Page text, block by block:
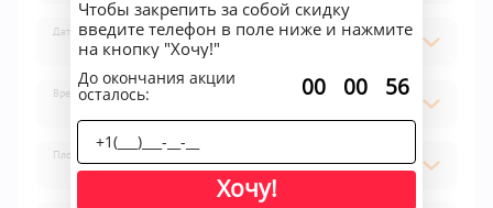
Дата
Время
Площадка
Чтобы закрепить за собой скидку
введите телефон в поле ниже и нажмите
на кнопку "Хочу!"
До окончания акции
осталось: 00 00 56
Хочу!